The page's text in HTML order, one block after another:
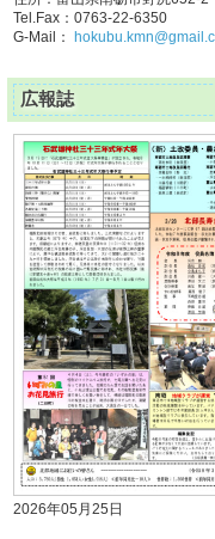
Tel.Fax：0763-22-6350
G-Mail：
広報誌
2026年05月25日